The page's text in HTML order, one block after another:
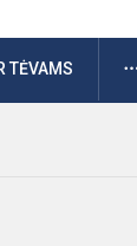
TĖVAMS